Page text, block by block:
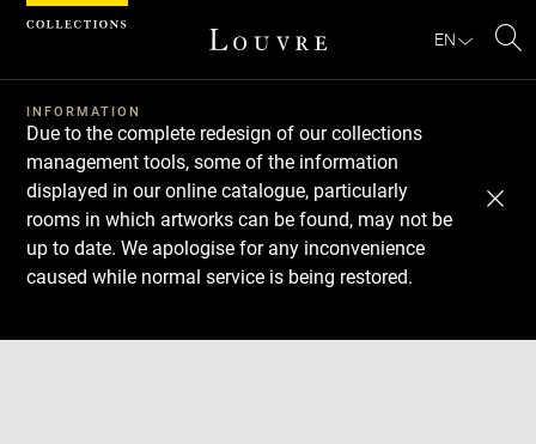
EN
INFORMATION
Due to the complete redesign of our collections
management tools, some of the information
displayed in our online catalogue, particularly
rooms in which artworks can be found, may not be
up to date. We apologise for any inconvenience
caused while normal service is being restored.
Download
Next
Previous
Cookies management panel